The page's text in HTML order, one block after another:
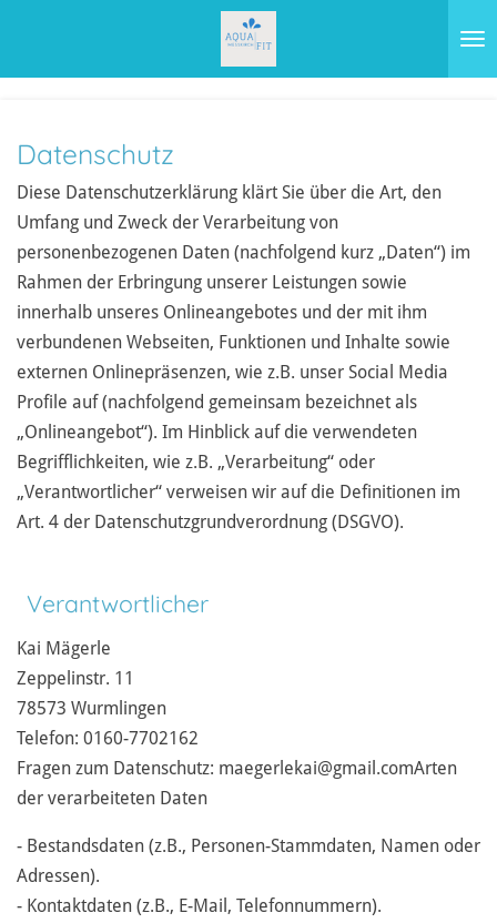
Datenschutz
Diese Datenschutzerklärung klärt Sie über die Art, den
Umfang und Zweck der Verarbeitung von
personenbezogenen Daten (nachfolgend kurz „Daten“) im
Rahmen der Erbringung unserer Leistungen sowie
innerhalb unseres Onlineangebotes und der mit ihm
verbundenen Webseiten, Funktionen und Inhalte sowie
externen Onlinepräsenzen, wie z.B. unser Social Media
Profile auf (nachfolgend gemeinsam bezeichnet als
„Onlineangebot“). Im Hinblick auf die verwendeten
Begrifflichkeiten, wie z.B. „Verarbeitung“ oder
„Verantwortlicher“ verweisen wir auf die Definitionen im
Art. 4 der Datenschutzgrundverordnung (DSGVO).
Verantwortlicher
Kai Mägerle
Zeppelinstr. 11
78573 Wurmlingen
Telefon: 0160-7702162
Fragen zum Datenschutz: maegerlekai@gmail.comArten
der verarbeiteten Daten
- Bestandsdaten (z.B., Personen-Stammdaten, Namen oder
Adressen).
- Kontaktdaten (z.B., E-Mail, Telefonnummern).